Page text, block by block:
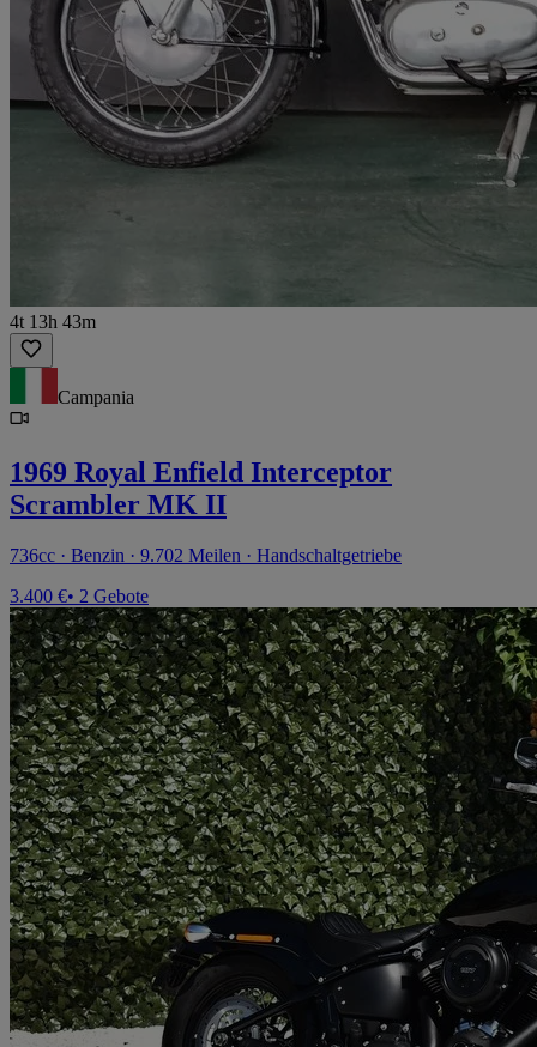
4t 13h 43m
Campania
1969 Royal Enfield Interceptor
Scrambler MK II
736cc · Benzin · 9.702 Meilen · Handschaltgetriebe
3.400 €• 2 Gebote